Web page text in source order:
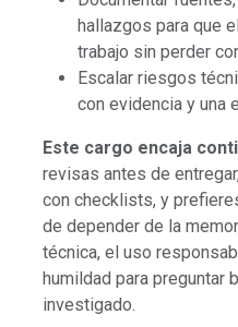
hallazgos para que
trabajo sin perder
Escalar riesgos
con evidencia y una
Este cargo encaja
revisas antes de
con checklists, y
de depender de la
técnica, el uso
humildad para preguntar
investigado.